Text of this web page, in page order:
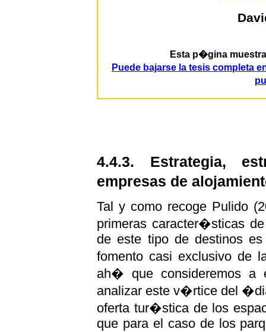
Esta p�gina
Puede bajarse la tesis completa
4.4.3. Estrategia,
empresas de
Tal y como recoge Pulido
primeras caracter�sticas
de este tipo de destinos
fomento casi exclusivo de
ah� que consideremos
analizar este v�rtice del
oferta tur�stica de los
que para el caso de los